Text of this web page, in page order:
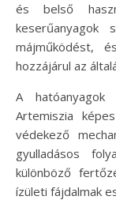
és belső
májműködést,
hozzájárul az
A
Artemiszia
védekező
gyulladásos
különböző
ízületi fájdalmak